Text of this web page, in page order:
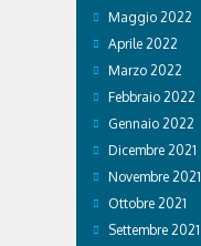
Maggio 2022
Aprile 2022
Marzo 2022
Febbraio 2022
Gennaio 2022
Dicembre 2021
Novembre 2021
Ottobre 2021
Settembre 2021